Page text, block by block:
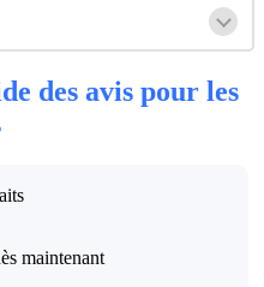
des avis pour les
maintenant